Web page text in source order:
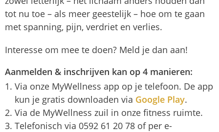
tot nu toe – als meer geestelijk – hoe om te gaan
met spanning, pijn, verdriet en verlies.
Interesse om mee te doen? Meld je dan aan!
Aanmelden & inschrijven kan op 4 manieren:
Via onze MyWellness app op je telefoon. De app
kun je gratis downloaden via Google Play.
Via de MyWellness zuil in onze fitness ruimte.
Telefonisch via 0592 61 20 78 of per e-